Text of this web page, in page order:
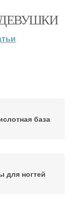
ДЕВУШКИ
база
для ногтей